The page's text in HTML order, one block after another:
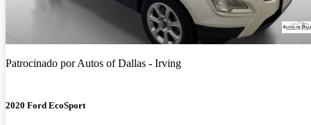
Patrocinado porAutos of Dallas - Irving
2020 Ford EcoSport